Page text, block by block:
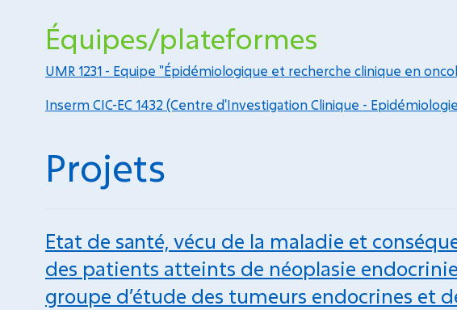
Équipes/plateformes
UMR 1231 - Equipe "Épidémiologique et recherche clinique en
Inserm CIC-EC 1432 (Centre d'Investigation Clinique -
Projets
Etat de santé, vécu de la maladie et
des patients atteints de néoplasie
groupe d’étude des tumeurs endocrines et